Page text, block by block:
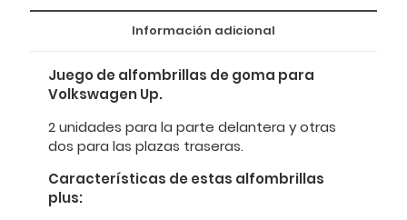
Información adicional
Juego de alfombrillas de goma para
Volkswagen Up.
2 unidades para la parte delantera y otras
dos para las plazas traseras.
Características de estas alfombrillas
plus: